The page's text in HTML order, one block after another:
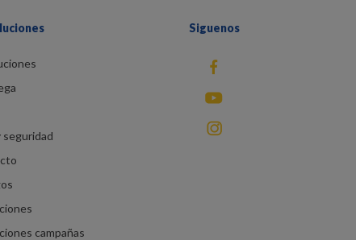
seguridad
campañas
Siguenos
fb
You Tube
instagram